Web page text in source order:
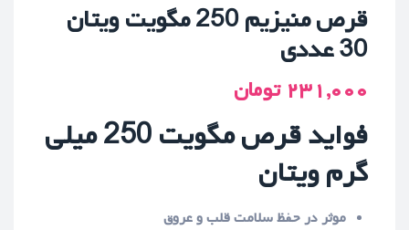
قرص منیزیم 250 مگویت ویتان
30 عددی
۲۳۱,۰۰۰ تومان
فواید قرص مگویت 250 میلی
گرم ویتان
موثر در حفظ سلامت قلب و عروق